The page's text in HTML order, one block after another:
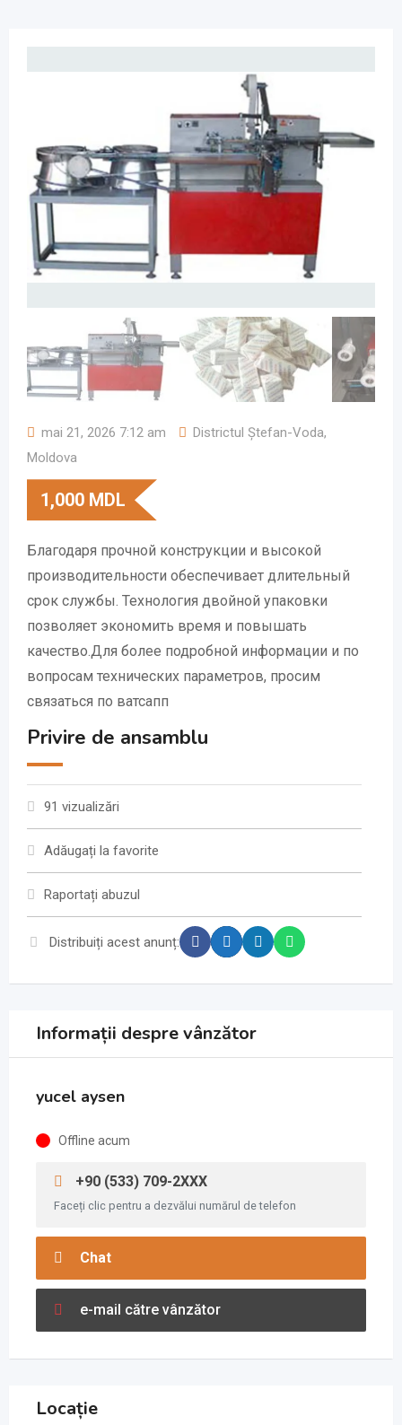
mai 21, 2026 7:12 am Districtul Ștefan-Voda,
Moldova
1,000 MDL
Благодаря прочной конструкции и высокой
производительности обеспечивает длительный
срок службы. Технология двойной упаковки
позволяет экономить время и повышать
качество.Для более подробной информации и по
вопросам технических параметров, просим
связаться по ватсапп
Privire de ansamblu
91 vizualizări
Adăugați la favorite
Raportați abuzul
Distribuiți acest anunț:
Informații despre vânzător
yucel aysen
Offline acum
+90 (533) 709-2XXX
Faceți clic pentru a dezvălui numărul de telefon
Chat
e-mail către vânzător
Locație